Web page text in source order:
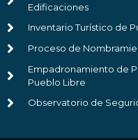
Edificaciones
Inventario Turístico de
Proceso de
Empadronamiento de
Pueblo Libre
Observatorio de